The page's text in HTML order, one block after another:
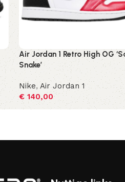
Air Jordan 1 Retro High OG
Snake’
Nike, Air Jordan 1
€140,00
Opties selecteren